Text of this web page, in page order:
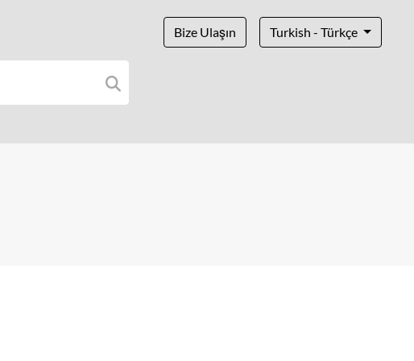
Bize Ulaşın Turkish - Türkçe